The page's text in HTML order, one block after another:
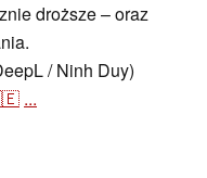
droższe – oraz
/ Ninh Duy)
...